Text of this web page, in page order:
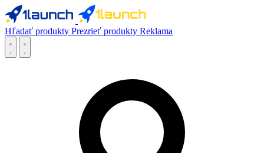
Hľadať produkty Prezrieť produkty Reklama